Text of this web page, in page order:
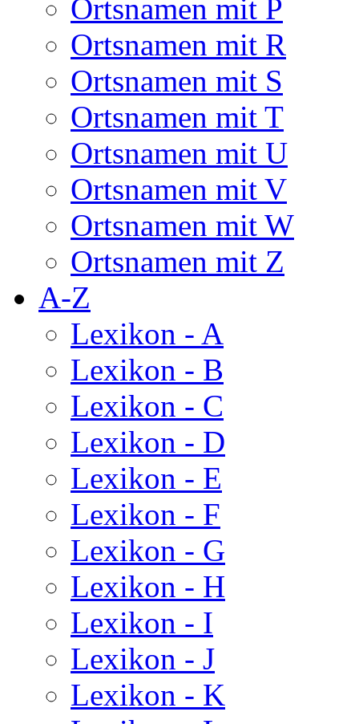
Ortsnamen mit P
Ortsnamen mit R
Ortsnamen mit S
Ortsnamen mit T
Ortsnamen mit U
Ortsnamen mit V
Ortsnamen mit W
Ortsnamen mit Z
A-Z
Lexikon - A
Lexikon - B
Lexikon - C
Lexikon - D
Lexikon - E
Lexikon - F
Lexikon - G
Lexikon - H
Lexikon - I
Lexikon - J
Lexikon - K